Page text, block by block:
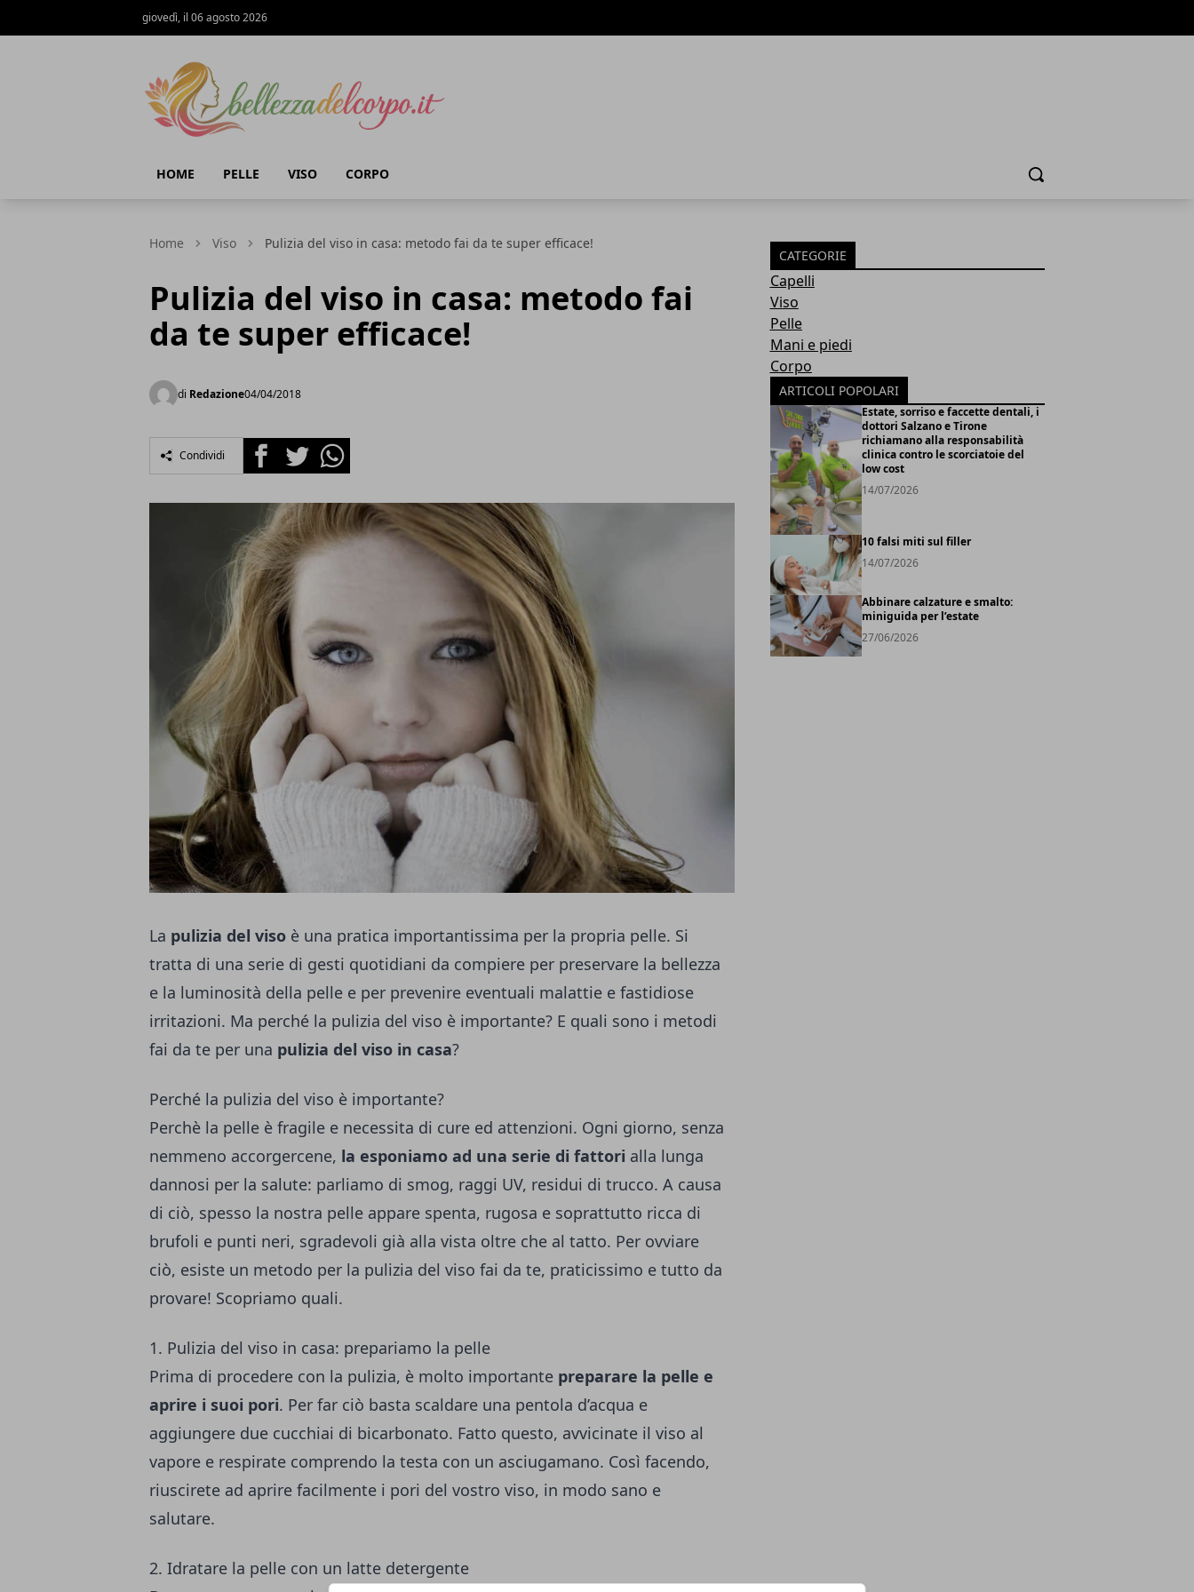
giovedì, il 06 agosto 2026
HOME PELLE VISO CORPO Cerca
Home Viso Pulizia del viso in casa: metodo fai da te super efficace!
Pulizia del viso in casa: metodo fai
da te super efficace!
di Redazione04/04/2018
Condividi FacebookTwitterWhatsapp
La pulizia del viso è una pratica importantissima per la propria pelle. Si
tratta di una serie di gesti quotidiani da compiere per preservare la bellezza
e la luminosità della pelle e per prevenire eventuali malattie e fastidiose
irritazioni. Ma perché la pulizia del viso è importante? E quali sono i metodi
fai da te per una pulizia del viso in casa?
Perché la pulizia del viso è importante?
Perchè la pelle è fragile e necessita di cure ed attenzioni. Ogni giorno, senza
nemmeno accorgercene, la esponiamo ad una serie di fattori alla lunga
dannosi per la salute: parliamo di smog, raggi UV, residui di trucco. A causa
di ciò, spesso la nostra pelle appare spenta, rugosa e soprattutto ricca di
brufoli e punti neri, sgradevoli già alla vista oltre che al tatto. Per ovviare
ciò, esiste un metodo per la pulizia del viso fai da te, praticissimo e tutto da
provare! Scopriamo quali.
1. Pulizia del viso in casa: prepariamo la pelle
Prima di procedere con la pulizia, è molto importante preparare la pelle e
aprire i suoi pori. Per far ciò basta scaldare una pentola d’acqua e
aggiungere due cucchiai di bicarbonato. Fatto questo, avvicinate il viso al
vapore e respirate comprendo la testa con un asciugamano. Così facendo,
riuscirete ad aprire facilmente i pori del vostro viso, in modo sano e
salutare.
2. Idratare la pelle con un latte detergente
CATEGORIE
Capelli
Viso
Pelle
Mani e piedi
Corpo
ARTICOLI POPOLARI
Estate, sorriso e faccette dentali, i
dottori Salzano e Tirone
richiamano alla responsabilità
clinica contro le scorciatoie del
low cost
14/07/2026
10 falsi miti sul filler
14/07/2026
Abbinare calzature e smalto:
miniguida per l’estate
27/06/2026